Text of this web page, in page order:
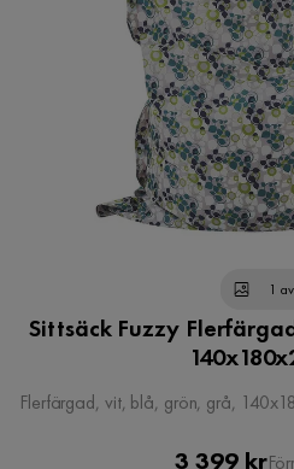
1
Sittsäck Fuzzy
Flerfärgad, vit, blå, grön, grå,
Pris
3 399 kr